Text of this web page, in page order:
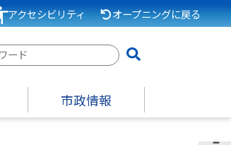
アクセシビリティ オープニングに戻る
市政情報